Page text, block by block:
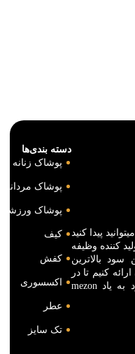
پیدا کنید
کننده وظیفه
بالاترین
کنیم تا در
همه حالت برای خرید های خود به یاد mezon
دسته بندی‌ها
پوشاک زنانه
پوشاک مردانه
پوشاک ورزشی
کیف
کفش
اکسسوری
عطر
تک سایز